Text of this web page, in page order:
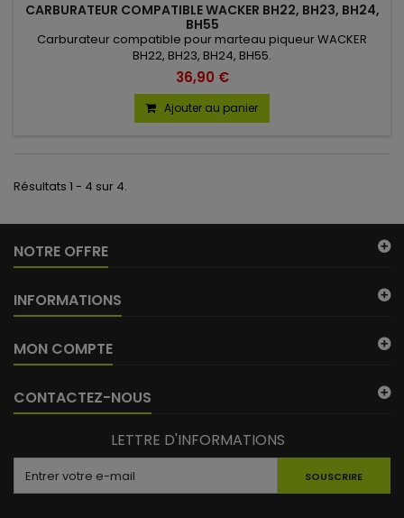
CARBURATEUR COMPATIBLE WACKER BH22, BH23, BH24,
BH55
Carburateur compatible pour marteau piqueur WACKER
BH22, BH23, BH24, BH55.
36,90 €
Ajouter au panier
Résultats 1 - 4 sur 4.
NOTRE OFFRE
INFORMATIONS
MON COMPTE
CONTACTEZ-NOUS
LETTRE D'INFORMATIONS
SOUSCRIRE